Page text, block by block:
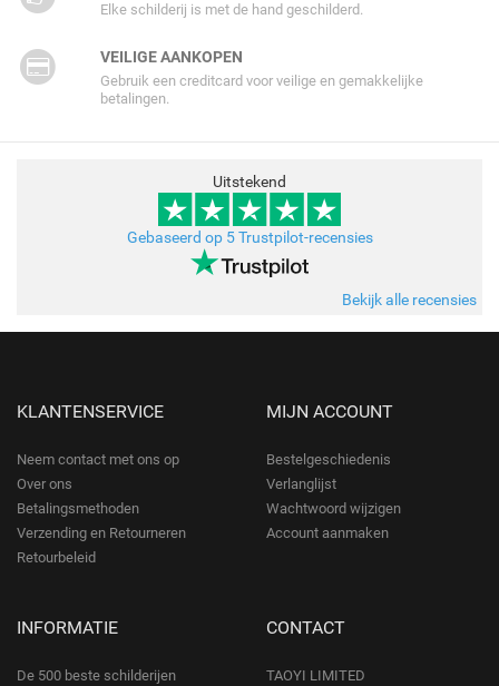
Elke schilderij is met de hand geschilderd.
VEILIGE AANKOPEN
Gebruik een creditcard voor veilige en gemakkelijke
betalingen.
Uitstekend
Gebaseerd op 5 Trustpilot-recensies
Bekijk alle recensies
KLANTENSERVICE
Neem contact met ons op
Over ons
Betalingsmethoden
Verzending en Retourneren
Retourbeleid
MIJN ACCOUNT
Bestelgeschiedenis
Verlanglijst
Wachtwoord wijzigen
Account aanmaken
INFORMATIE
De 500 beste schilderijen
CONTACT
TAOYI LIMITED